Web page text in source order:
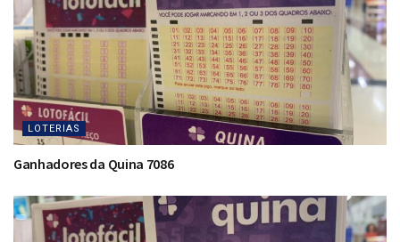
LOTERIAS
Ganhadores da Quina 7086